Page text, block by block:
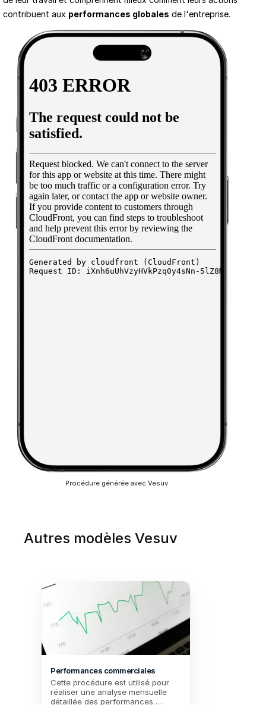
contribuent aux performances globales de l'entreprise.
Procédure générée avec Vesuv
Autres modèles Vesuv
Performances commerciales
Cette procédure est utilisé pour
réaliser une analyse mensuelle
détaillée des performances